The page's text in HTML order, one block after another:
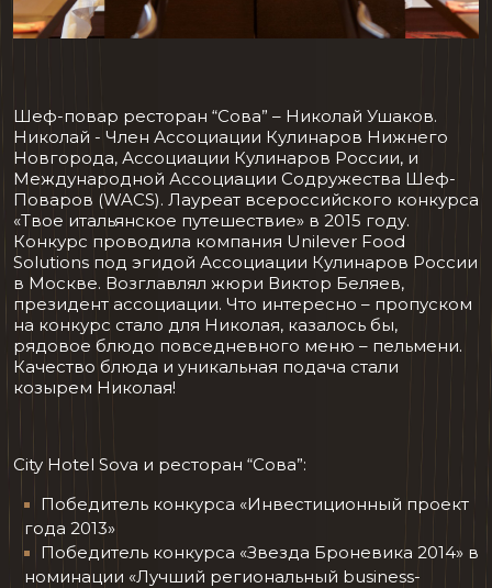
Шеф-повар ресторан “Сова” – Николай Ушаков.
Николай - Член Ассоциации Кулинаров Нижнего
Новгорода, Ассоциации Кулинаров России, и
Международной Ассоциации Содружества Шеф-
Поваров (WACS). Лауреат всероссийского конкурса
«Твое итальянское путешествие» в 2015 году.
Конкурс проводила компания Unilever Food
Solutions под эгидой Ассоциации Кулинаров России
в Москве. Возглавлял жюри Виктор Беляев,
президент ассоциации. Что интересно – пропуском
на конкурс стало для Николая, казалось бы,
рядовое блюдо повседневного меню – пельмени.
Качество блюда и уникальная подача стали
козырем Николая!
City Hotel Sova и ресторан “Сова”:
Победитель конкурса «Инвестиционный проект
года 2013»
Победитель конкурса «Звезда Броневика 2014» в
номинации «Лучший региональный business-